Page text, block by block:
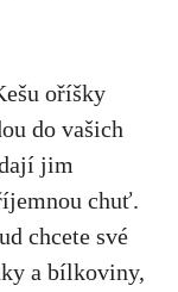
oříšky
do vašich
jim
chuť.
chcete své⁤
a bílkoviny,